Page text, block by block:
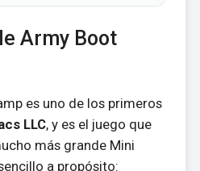
Army Boot
es uno de los primeros
LLC, y es el juego que
más grande Mini
a propósito: